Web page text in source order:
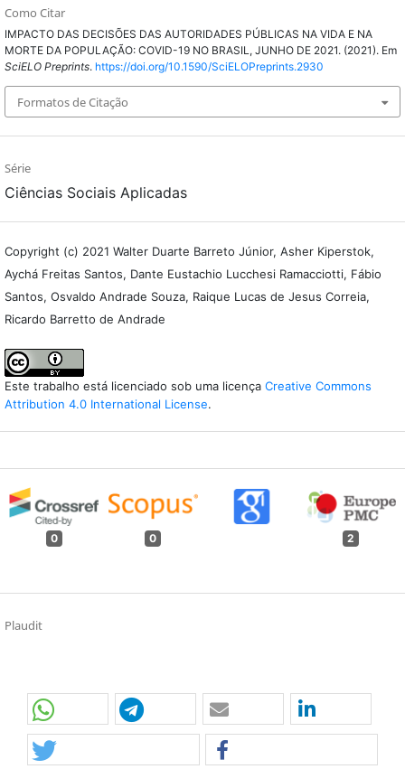
Como Citar
IMPACTO DAS DECISÕES DAS AUTORIDADES PÚBLICAS NA VIDA E NA
MORTE DA POPULAÇÃO: COVID-19 NO BRASIL, JUNHO DE 2021. (2021). Em
SciELO Preprints. https://doi.org/10.1590/SciELOPreprints.2930
Formatos de Citação
Série
Ciências Sociais Aplicadas
Copyright (c) 2021 Walter Duarte Barreto Júnior, Asher Kiperstok,
Aychá Freitas Santos, Dante Eustachio Lucchesi Ramacciotti, Fábio
Santos, Osvaldo Andrade Souza, Raique Lucas de Jesus Correia,
Ricardo Barretto de Andrade
Este trabalho está licenciado sob uma licença Creative Commons
Attribution 4.0 International License.
0 0 2
Plaudit